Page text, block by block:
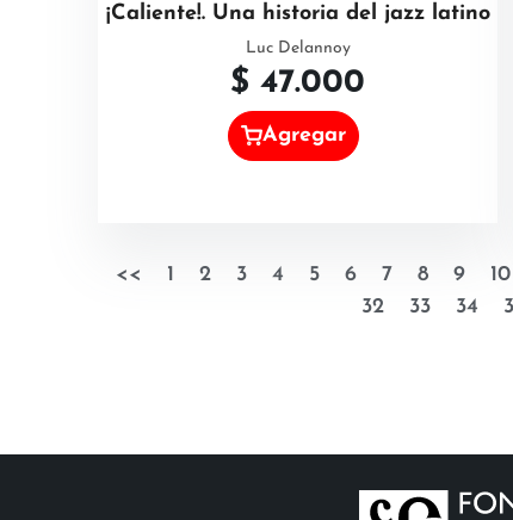
¡Caliente!. Una historia del jazz latino
Luc Delannoy
$ 47.000
Agregar
<< 1 2 3 4 5 6 7 8 9 10
32
33 34